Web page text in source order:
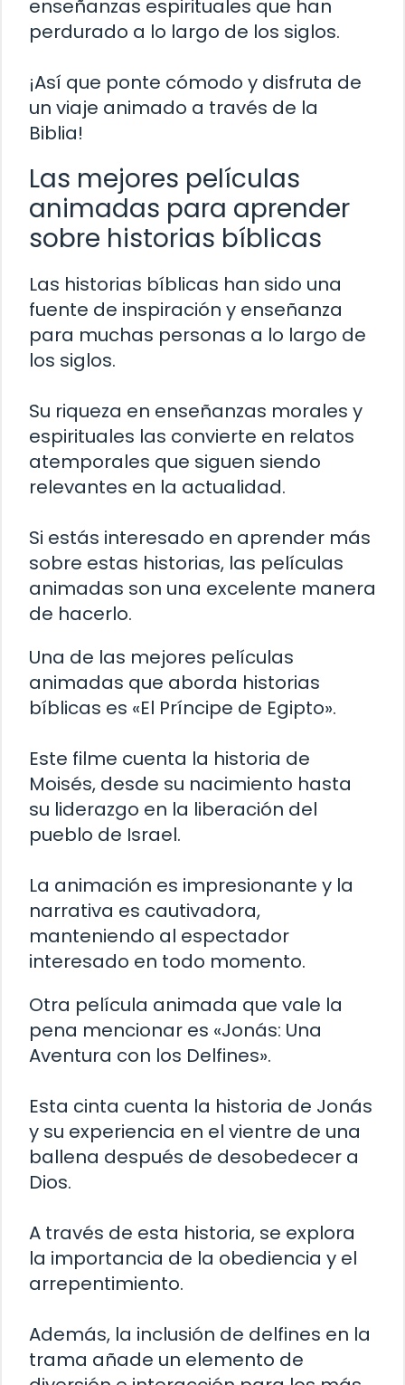
enseñanzas espirituales que han
perdurado a lo largo de los siglos.
¡Así que ponte cómodo y disfruta de
un viaje animado a través de la
Biblia!
Las mejores películas
animadas para aprender
sobre historias bíblicas
Las historias bíblicas han sido una
fuente de inspiración y enseñanza
para muchas personas a lo largo de
los siglos.
Su riqueza en enseñanzas morales y
espirituales las convierte en relatos
atemporales que siguen siendo
relevantes en la actualidad.
Si estás interesado en aprender más
sobre estas historias, las películas
animadas son una excelente manera
de hacerlo.
Una de las mejores películas
animadas que aborda historias
bíblicas es «El Príncipe de Egipto».
Este filme cuenta la historia de
Moisés, desde su nacimiento hasta
su liderazgo en la liberación del
pueblo de Israel.
La animación es impresionante y la
narrativa es cautivadora,
manteniendo al espectador
interesado en todo momento.
Otra película animada que vale la
pena mencionar es «Jonás: Una
Aventura con los Delfines».
Esta cinta cuenta la historia de Jonás
y su experiencia en el vientre de una
ballena después de desobedecer a
Dios.
A través de esta historia, se explora
la importancia de la obediencia y el
arrepentimiento.
Además, la inclusión de delfines en la
trama añade un elemento de